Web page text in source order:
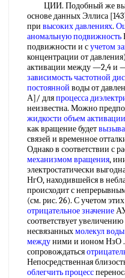
ЦИИ. Подобный же
основе данных Эллиса
при высоких давлениях.
аномальную подвижность
подвижности и сучетом
концентрации от
активации между —2,4 и
зависимость частотной
постоянной воды от
А]/ дляпроцесса
неизвестна. Можно
жидкости объем активации
как вращение будет
связей и временное
Однако в соответствии с
механизмом вращения,
электростатически
НгО, находившейся в
происходит с
(см. рис. 26). С учетом этих
отрицательное значение
соответствует
несвязанныхмолекул воды
междуними и ионом НзО .
сопровождаться
Непосредственная
облегчить процесс